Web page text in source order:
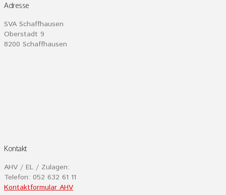
Adresse
SVA Schaffhausen
Oberstadt 9
8200 Schaffhausen
Kontakt
AHV / EL / Zulagen:
Telefon: 052 632 61 11
Kontaktformular AHV